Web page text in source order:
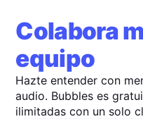
Colabora
equipo
Hazte entender con
audio. Bubbles es
ilimitadas con un solo